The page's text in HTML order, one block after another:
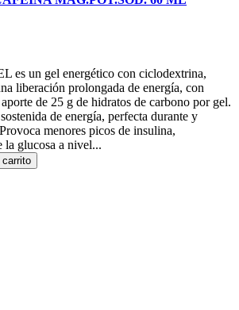
es un gel energético con ciclodextrina,
liberación prolongada de energía, con
de 25 g de hidratos de carbono por gel.
de energía, perfecta durante y
menores picos de insulina,
la glucosa a nivel...